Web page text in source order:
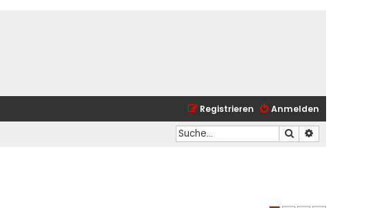
Anmelden
Registrieren
Suche